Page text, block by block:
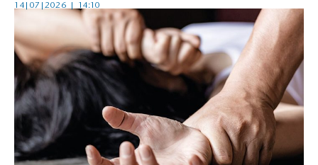
14|07|2026 | 14:10